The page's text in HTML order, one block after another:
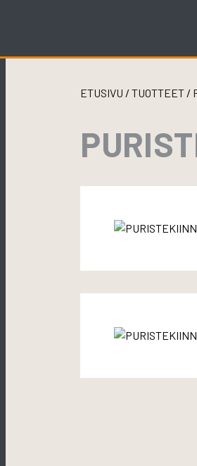
ETUSIVU /TUOTTEET /